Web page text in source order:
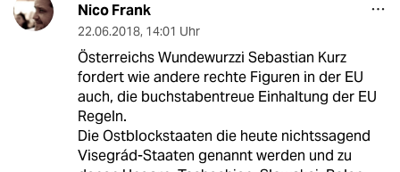
Nico Frank
22.06.2018, 14:01 Uhr
Österreichs Wundewurzzi Sebastian Kurz
fordert wie andere rechte Figuren in der EU
auch, die buchstabentreue Einhaltung der EU
Regeln.
Die Ostblockstaaten die heute nichtssagend
Visegrád-Staaten genannt werden und zu